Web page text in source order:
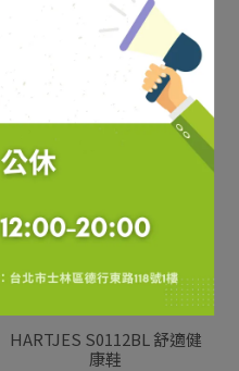
HARTJES S0110OG 舒適
健康涼鞋
NT$0
加入購物車
HARTJES S0112BL 舒適健
康鞋